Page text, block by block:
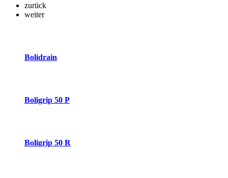
zurück
weiter
Bolidrain
Boligrip 50 P
Boligrip 50 R